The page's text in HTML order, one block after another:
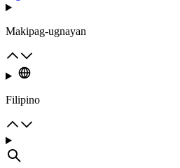
Makipag-ugnayan
Filipino